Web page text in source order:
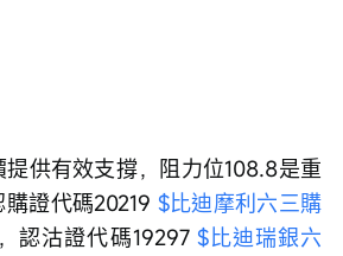
供有效支撐，阻力位108.8是重
證代碼20219 $比迪摩利六三購
，認沽證代碼19297 $比迪瑞銀六